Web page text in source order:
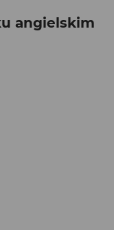
angielskim